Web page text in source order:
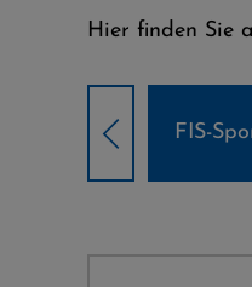
Hier finden Sie
Damen